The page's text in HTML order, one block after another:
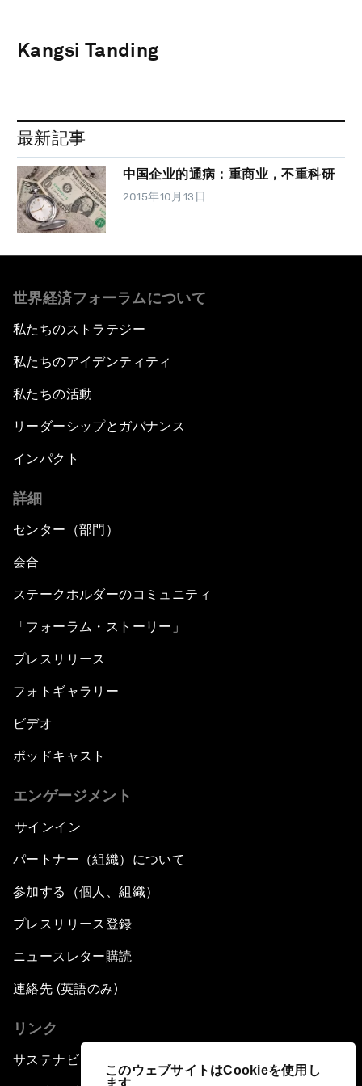
このウェブサイトはCookieを使用し
ます
Kangsi Tanding
最新記事
中国企业的通病：重商业，不重科研
2015年10月13日
世界経済フォーラムについて
私たちのストラテジー
私たちのアイデンティティ
私たちの活動
リーダーシップとガバナンス
インパクト
詳細
センター（部門）
会合
ステークホルダーのコミュニティ
「フォーラム・ストーリー」
プレスリリース
フォトギャラリー
ビデオ
ポッドキャスト
エンゲージメント
サインイン
パートナー（組織）について
参加する（個人、組織）
プレスリリース登録
ニュースレター購読
連絡先 (英語のみ)
リンク
サステナビリティへの取り組み